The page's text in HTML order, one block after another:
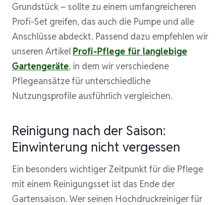
Grundstück – sollte zu einem umfangreicheren
Profi-Set greifen, das auch die Pumpe und alle
Anschlüsse abdeckt. Passend dazu empfehlen wir
unseren Artikel Profi-Pflege für langlebige
Gartengeräte, in dem wir verschiedene
Pflegeansätze für unterschiedliche
Nutzungsprofile ausführlich vergleichen.
Reinigung nach der Saison:
Einwinterung nicht vergessen
Ein besonders wichtiger Zeitpunkt für die Pflege
mit einem Reinigungsset ist das Ende der
Gartensaison. Wer seinen Hochdruckreiniger für